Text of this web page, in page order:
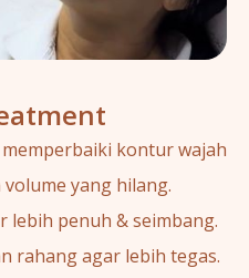
kontur wajah
yang hilang.
lebih penuh & seimbang.
rahang agar lebih tegas.